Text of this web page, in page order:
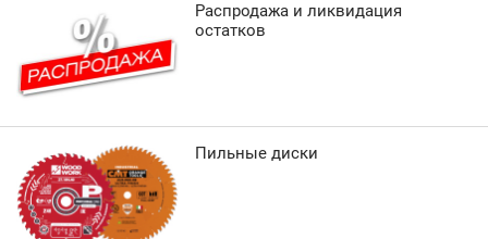
Распродажа и ликвидация
остатков
Пильные диски